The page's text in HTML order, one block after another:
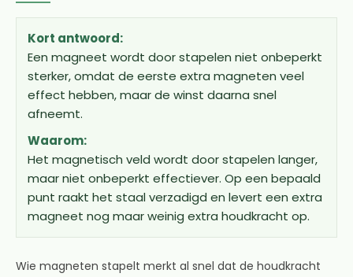
Kort antwoord:
Een magneet wordt door stapelen niet onbeperkt
sterker, omdat de eerste extra magneten veel
effect hebben, maar de winst daarna snel
afneemt.
Waarom:
Het magnetisch veld wordt door stapelen langer,
maar niet onbeperkt effectiever. Op een bepaald
punt raakt het staal verzadigd en levert een extra
magneet nog maar weinig extra houdkracht op.
Wie magneten stapelt merkt al snel dat de houdkracht